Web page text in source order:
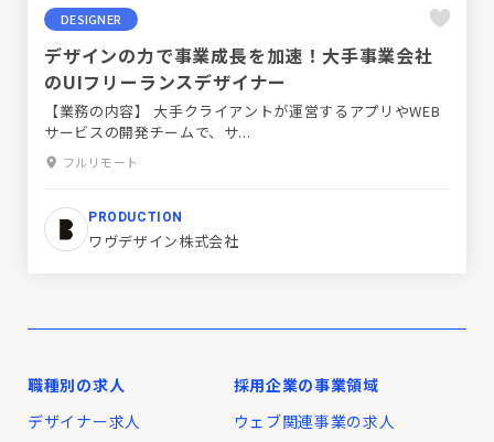
DESIGNER
デザインの力で事業成長を加速！大手事業会社
のUIフリーランスデザイナー
【業務の内容】 大手クライアントが運営するアプリやWEB
サービスの開発チームで、サ...
フルリモート
PRODUCTION
ワヴデザイン株式会社
職種別の求人
デザイナー求人
採用企業の事業領域
ウェブ関連事業の求人